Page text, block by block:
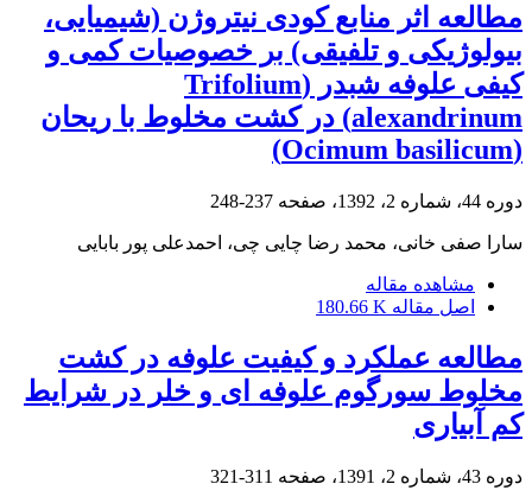
مطالعه اثر منابع کودی نیتروژن (شیمیایی،
بیولوژیکی و تلفیقی) بر خصوصیات کمی و
کیفی علوفه شبدر (Trifolium
alexandrinum) در کشت مخلوط با ریحان
(Ocimum basilicum)
دوره 44، شماره 2، 1392، صفحه 237-248
سارا صفی خانی، محمد رضا چایی چی، احمدعلی پور بابایی
مشاهده مقاله
اصل مقاله 180.66 K
مطالعه عملکرد و کیفیت علوفه در کشت
مخلوط سورگوم علوفه ای و خلر در شرایط
کم آبیاری
دوره 43، شماره 2، 1391، صفحه 311-321